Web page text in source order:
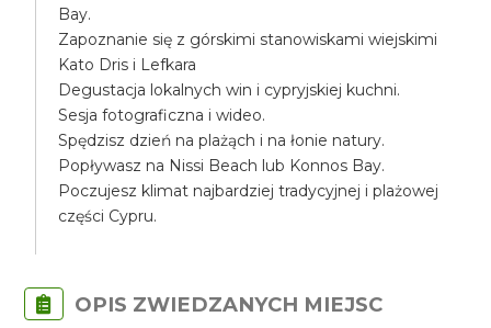
Bay.
Zapoznanie się z górskimi stanowiskami wiejskimi
Kato Dris i Lefkara
Degustacja lokalnych win i cypryjskiej kuchni.
Sesja fotograficzna i wideo.
Spędzisz dzień na plażąch i na łonie natury.
Popływasz na Nissi Beach lub Konnos Bay.
Poczujesz klimat najbardziej tradycyjnej i plażowej
części Cypru.
OPIS ZWIEDZANYCH MIEJSC